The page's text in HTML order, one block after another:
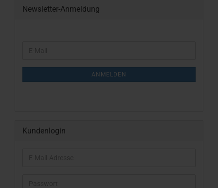
Newsletter-Anmeldung
NEWSLETTER-
ANMELDEN
Kundenlogin